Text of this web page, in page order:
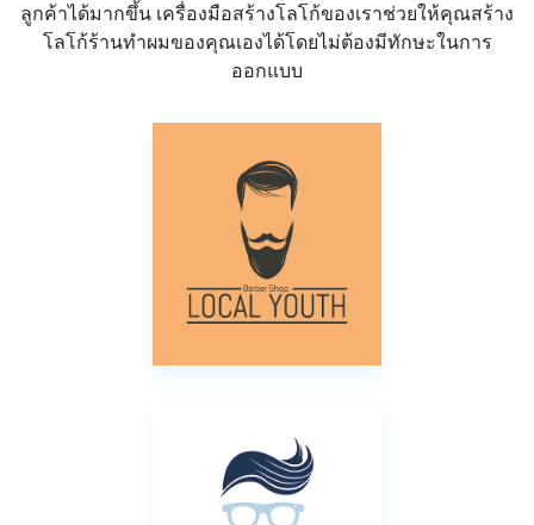
ลูกค้าได้มากขึ้น เครื่องมือสร้างโลโก้ของเราช่วยให้คุณสร้าง
โลโก้ร้านทำผมของคุณเองได้โดยไม่ต้องมีทักษะในการ
ออกแบบ